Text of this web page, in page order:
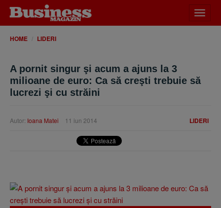
meniu
HOME LIDERI
A pornit singur şi acum a ajuns la 3
milioane de euro: Ca să creşti trebuie să
lucrezi şi cu străini
LIDERI
Autor: Ioana Matei 11 iun 2014